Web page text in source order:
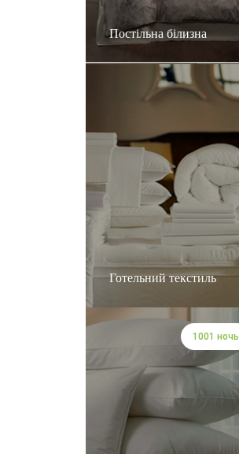
Постільна білизна
Готельний текстиль
1001 ночь